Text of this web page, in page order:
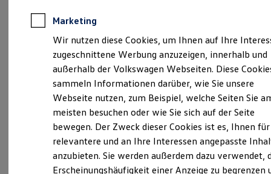
Elektroautos
ID. Tutorials
Elektrofahrzeugkonzepte
Reichweite
Reichweite der ID. Modelle
Reichweite im Winter
Laden
Laden unterwegs
Laden Zuhause
Ladestationen finden
Ladezeitensimulator
Batterie
Sicherheit
Appenweierer Straße 51b/54b, 77704 Oberkirch
info@autohaus-reininger.de
+49 7802 93660
Montag - Freitag 08:00 12:00
Uhr
13:00 -17:15 Uhr
Samstag
Geschlossen
Sonntag
Geschlossen
Marketing
Wir nutzen diese Cookies, um Ihnen auf Ihre
zugeschnittene Werbung anzuzeigen, innerhalb und
außerhalb der Volkswagen Webseiten. Diese
sammeln Informationen darüber, wie Sie unsere
Webseite nutzen, zum Beispiel, welche Seiten Sie
meisten besuchen oder wie Sie sich auf der Seite
bewegen. Der Zweck dieser Cookies ist es, Ihnen für
relevantere und an Ihre Interessen angepasste
anzubieten. Sie werden außerdem dazu verwendet,
Erscheinungshäufigkeit einer Anzeige zu begrenzen